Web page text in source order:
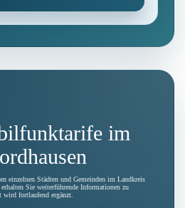
im
einzelnen Städten und Gemeinden im Landkreis
Sie weiterführende Informationen zu
fortlaufend ergänzt.